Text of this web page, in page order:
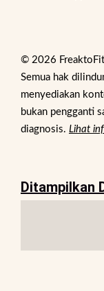
© 2026 FreaktoFit
Semua hak
menyediakan
bukan pengganti
diagnosis. Lihat
Ditampilkan